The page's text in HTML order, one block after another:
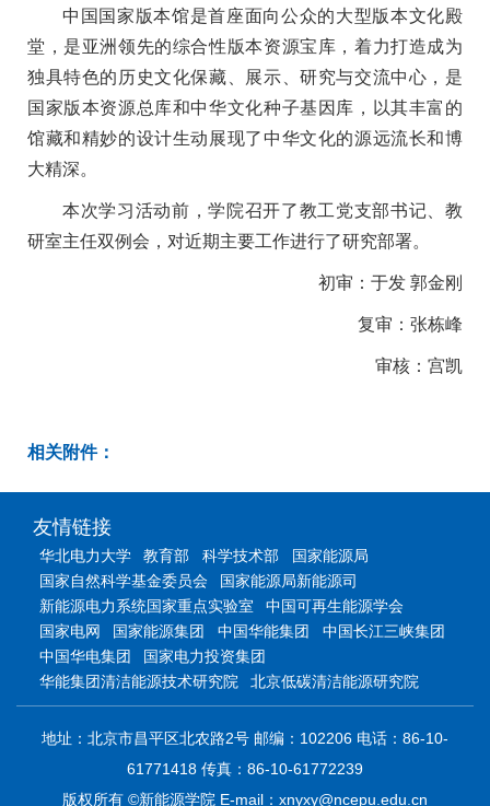
中国国家版本馆是首座面向公众的大型版本文化殿
堂，是亚洲领先的综合性版本资源宝库，着力打造成为
独具特色的历史文化保藏、展示、研究与交流中心，是
国家版本资源总库和中华文化种子基因库，以其丰富的
馆藏和精妙的设计生动展现了中华文化的源远流长和博
大精深。
本次学习活动前，学院召开了教工党支部书记、教
研室主任双例会，对近期主要工作进行了研究部署。
初审：于发 郭金刚
复审：张栋峰
审核：宫凯
相关附件：
友情链接
华北电力大学 教育部 科学技术部
国家能源局
国家自然科学基金委员会
国家能源局新能源司
新能源电力系统国家重点实验室
中国可再生能源学会
国家电网
国家能源集团 中国华能集团
中国长江三峡集团
中国华电集团
国家电力投资集团
华能集团清洁能源技术研究院
北京低碳清洁能源研究院
地址：北京市昌平区北农路2号 邮编：102206 电话：86-10-
61771418 传真：86-10-61772239
版权所有 ©新能源学院 E-mail：xnyxy@ncepu.edu.cn